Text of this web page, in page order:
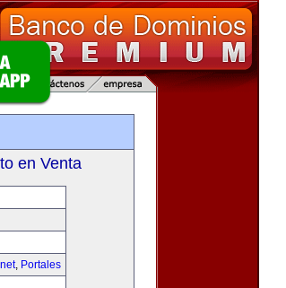
en Venta
, Portales